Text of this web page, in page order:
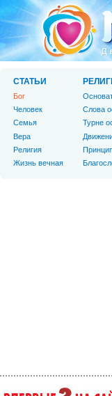
СТАТЬИ
Бог
Человек
Cемья
Вера
Религия
Жизнь вечная
Слова
Турне